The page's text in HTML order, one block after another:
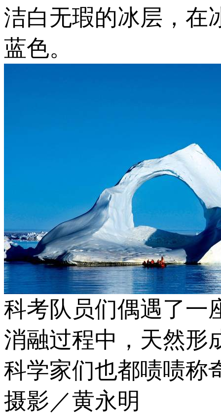
洁白无瑕的冰层，在
蓝色。
科考队员们偶遇了一
消融过程中，天然形
科学家们也都啧啧称
摄影／黄永明